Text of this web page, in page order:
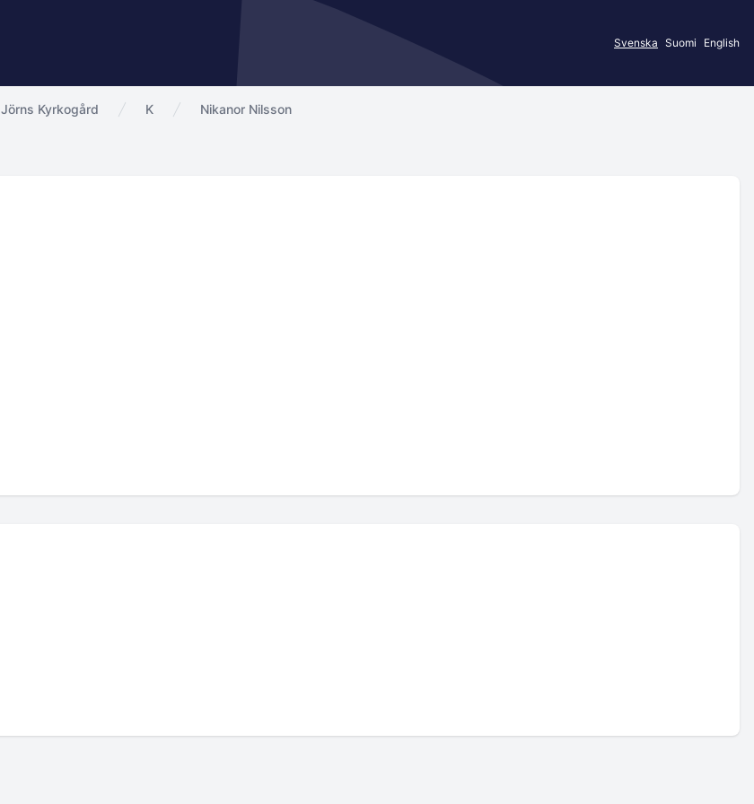
Svenska Suomi English
Jörns Kyrkogård K Nikanor Nilsson